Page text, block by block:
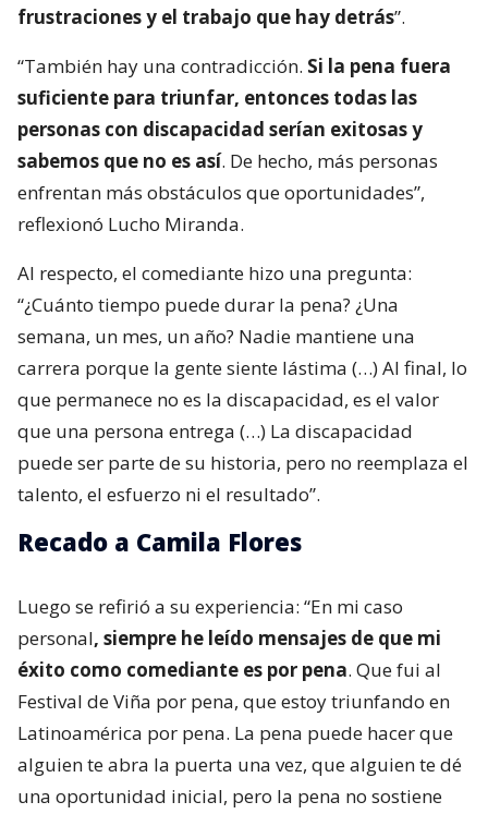
frustraciones y el trabajo que hay detrás”.
“También hay una contradicción. Si la pena fuera
suficiente para triunfar, entonces todas las
personas con discapacidad serían exitosas y
sabemos que no es así. De hecho, más personas
enfrentan más obstáculos que oportunidades”,
reflexionó Lucho Miranda.
Al respecto, el comediante hizo una pregunta:
“¿Cuánto tiempo puede durar la pena? ¿Una
semana, un mes, un año? Nadie mantiene una
carrera porque la gente siente lástima (…) Al final, lo
que permanece no es la discapacidad, es el valor
que una persona entrega (…) La discapacidad
puede ser parte de su historia, pero no reemplaza el
talento, el esfuerzo ni el resultado”.
Recado a Camila Flores
Luego se refirió a su experiencia: “En mi caso
personal, siempre he leído mensajes de que mi
éxito como comediante es por pena. Que fui al
Festival de Viña por pena, que estoy triunfando en
Latinoamérica por pena. La pena puede hacer que
alguien te abra la puerta una vez, que alguien te dé
una oportunidad inicial, pero la pena no sostiene